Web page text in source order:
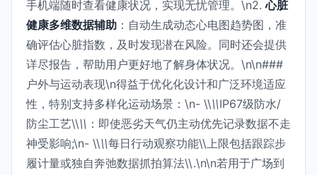
手机端随时查看健康状况，实现无忧管理。\n2.心脏
健康多维数据辅助 ：自动生成动态心电图趋势图，准
确评估心脏指数，及时发现潜在风险。同时还会提供
详尽报告，帮助用户更好地了解身体状况。\n\n###
户外与运动表现\n得益于优化化设计和广泛环境适应
性，特别支持多样化运动场景：\n- \\\\IP67级防水/
防尘工艺\\\\ ：即使恶劣天气仍主动优先记录数据不走
神受影响;\n- \\\\每日行动观察功能\\上限包括跟踪步
履计量或独自奔弛数据抓拍算法\\.\n\n若用于广场到